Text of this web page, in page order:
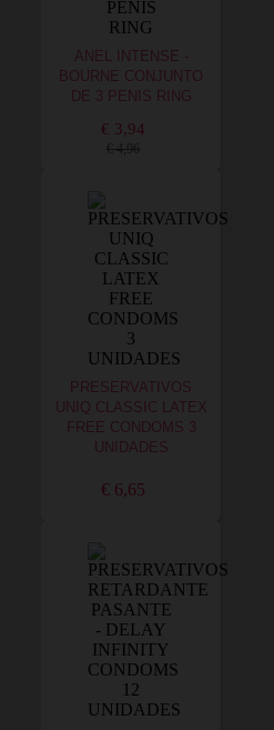
ANEL INTENSE -
BOURNE CONJUNTO
DE 3 PENIS RING
€ 3,94
€ 4,96
PRESERVATIVOS
UNIQ CLASSIC LATEX
FREE CONDOMS 3
UNIDADES
€ 6,65